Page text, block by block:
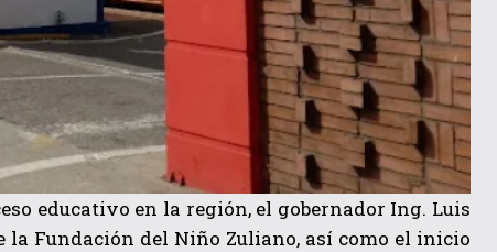
educativo en la región, el gobernador Ing. Luis
Fundación del Niño Zuliano, así como el inicio